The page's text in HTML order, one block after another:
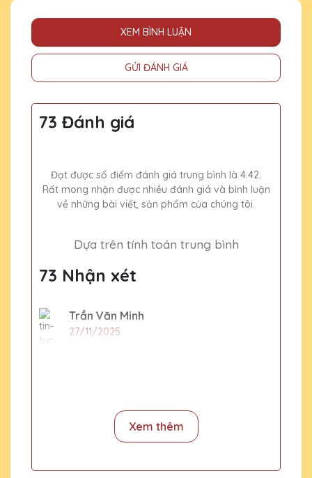
XEM BÌNH LUẬN
GỬI ĐÁNH GIÁ
73 Đánh giá
Đạt được số điểm đánh giá trung bình là 4.42.
Rất mong nhận được nhiều đánh giá và bình luận
về những bài viết, sản phẩm của chúng tôi.
Dựa trên tính toán trung bình
73 Nhận xét
Trần Văn Minh
27/11/2025
Đặng Thị Hiền
Xem thêm